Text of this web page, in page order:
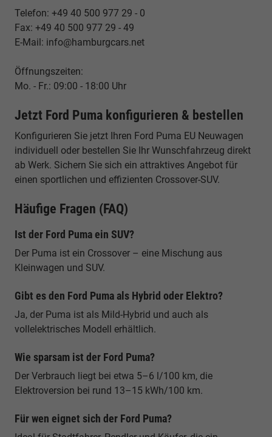
Telefon: +49 40 500 977 29 - 0
Fax: +49 40 500 977 29 - 49
E-Mail: info@hamburgcars.net
Öffnungszeiten:
Mo. - Fr.: 09:00 - 18:00 Uhr
Jetzt Ford Puma konfigurieren & bestellen
Konfigurieren Sie jetzt Ihren Ford Puma EU Neuwagen
individuell oder bestellen Sie Ihr Wunschfahrzeug direkt
ab Werk. Sichern Sie sich ein attraktives Angebot für
einen sportlichen und effizienten Crossover-SUV.
Häufige Fragen (FAQ)
Ist der Ford Puma ein SUV?
Der Puma ist ein Crossover – eine Mischung aus
Kleinwagen und SUV.
Gibt es den Ford Puma als Hybrid oder Elektro?
Ja, der Puma ist als Mild-Hybrid und auch als
vollelektrisches Modell erhältlich.
Wie sparsam ist der Ford Puma?
Der Verbrauch liegt bei etwa 5–6 l/100 km, die
Elektroversion bei rund 13–15 kWh/100 km.
Für wen eignet sich der Ford Puma?